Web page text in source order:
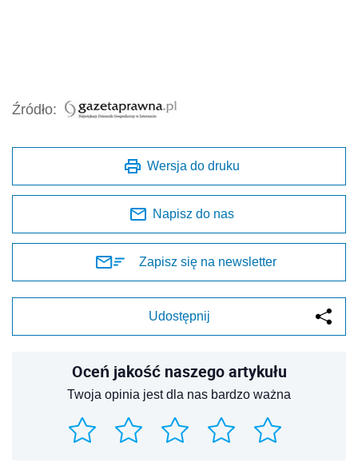
Źródło:
Wersja do druku
Napisz do nas
Zapisz się na newsletter
Udostępnij
Oceń jakość naszego artykułu
Twoja opinia jest dla nas bardzo ważna